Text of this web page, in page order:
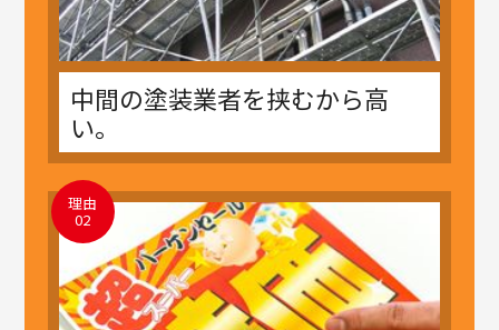
中間の塗装業者を挟むから高
い。
理由
02